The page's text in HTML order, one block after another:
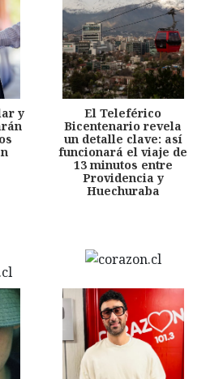
y
El Teleférico
Bicentenario revela
un detalle clave: así
funcionará el viaje de
13 minutos entre
Providencia y
Huechuraba